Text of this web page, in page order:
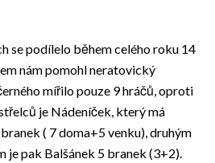
se podílelo během celého roku 14
nám pomohl neratovický
mířilo pouze 9 hráčů, oproti
je Nádeníček, který má
( 7 doma+5 venku), druhým
je pak Balšánek 5 branek (3+2).